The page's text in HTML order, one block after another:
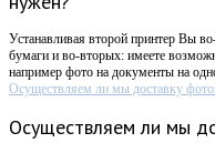
Устанавливая второй принтер Вы
бумаги и во-вторых: имеете
например фото на документы на
Осуществляем ли мы доставку
Осуществляем ли мы